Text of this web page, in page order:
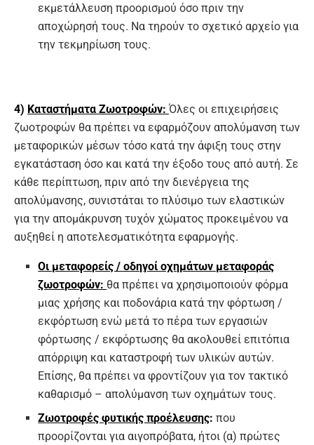
εκμετάλλευση προορισμού όσο πριν την
αποχώρησή τους. Να τηρούν το σχετικό αρχείο για
την τεκμηρίωση τους.
4) Καταστήματα Ζωοτροφών: Όλες οι επιχειρήσεις
ζωοτροφών θα πρέπει να εφαρμόζουν απολύμανση των
μεταφορικών μέσων τόσο κατά την άφιξη τους στην
εγκατάσταση όσο και κατά την έξοδο τους από αυτή. Σε
κάθε περίπτωση, πριν από την διενέργεια της
απολύμανσης, συνιστάται το πλύσιμο των ελαστικών
για την απομάκρυνση τυχόν χώματος προκειμένου να
αυξηθεί η αποτελεσματικότητα εφαρμογής.
Οι μεταφορείς / οδηγοί οχημάτων μεταφοράς
ζωοτροφών: θα πρέπει να χρησιμοποιούν φόρμα
μιας χρήσης και ποδονάρια κατά την φόρτωση /
εκφόρτωση ενώ μετά το πέρα των εργασιών
φόρτωσης / εκφόρτωσης θα ακολουθεί επιτόπια
απόρριψη και καταστροφή των υλικών αυτών.
Επίσης, θα πρέπει να φροντίζουν για τον τακτικό
καθαρισμό – απολύμανση των οχημάτων τους.
Ζωοτροφές φυτικής προέλευσης:που
προορίζονται για αιγοπρόβατα, ήτοι (α) πρώτες